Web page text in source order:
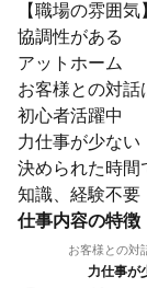
【職場の雰囲気
協調性がある
アットホーム
お客様との対話
初心者活躍中
力仕事が少ない
決められた時間
知識、経験不要
仕事内容の特徴
お客様との対
力仕事が